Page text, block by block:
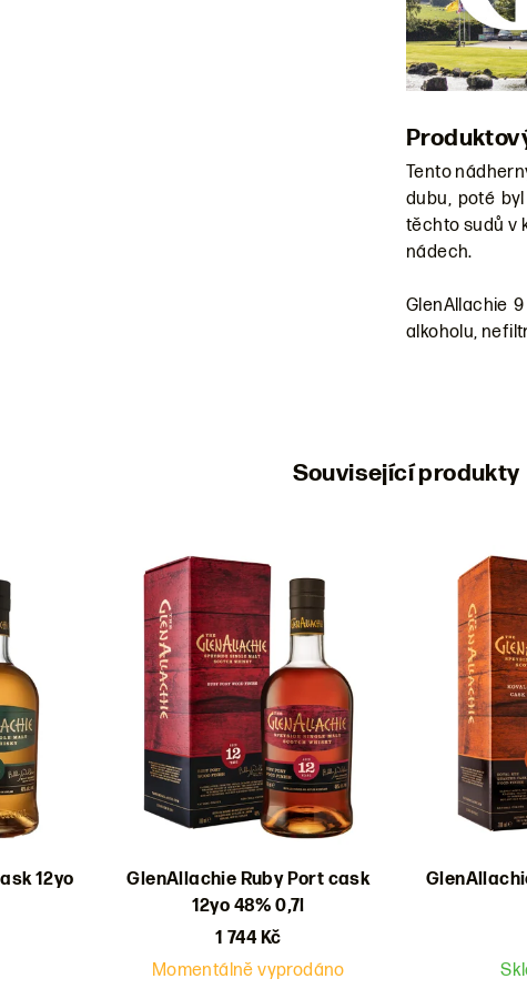
Tento
dubu, poté
těchto sudů v
nádech.
GlenAllachie
alkoholu,
Související produkty
12yo
GlenAllachie Ruby Port cask
12yo 48% 0,7l
1 744 Kč
Momentálně vyprodáno